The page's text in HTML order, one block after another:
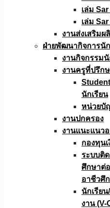
เล่ม
เล่ม
งานส่งเสริมผ
ฝ่ายพัฒนากิจการนั
งานกิจกรรม
งานครูที่ปรึก
นักเรียน
หน่วยบั
งานปกครอง
งานแนะแนว
กองทุน
ระบบติ
ศึกษาต่
อาชีวศึ
นักเรีย
งาน (V-